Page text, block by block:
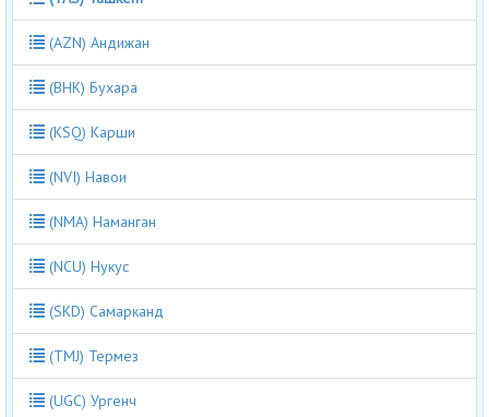
(AZN) Андижан
(BHK) Бухара
(KSQ) Карши
(NVI) Навои
(NMA) Наманган
(NCU) Нукус
(SKD) Самарканд
(TMJ) Термез
(UGC) Ургенч